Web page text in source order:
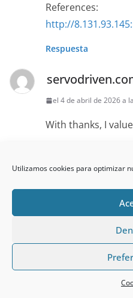
Utilizamos cookies para optimizar
References:
http://
Respuesta
el 4 de abril de 2026 a
With thanks, I
https://
https://
el 4 de abril de 2026 a